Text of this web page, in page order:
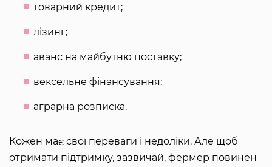
товарний кредит;
лізинг;
аванс на майбутню поставку;
вексельне фінансування;
аграрна розписка.
Кожен має свої переваги і недоліки. Але щоб
отримати підтримку, зазвичай, фермер повинен